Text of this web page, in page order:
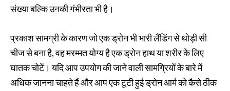
संख्या बल्कि उनकी गंभीरता भी है।
प्रकाश सामग्री के कारण जो एक ड्रोन भी भारी लैंडिंग से थोड़ी सी
चीज से बना है, वह मरम्मत योग्य है एक ड्रोन हाथ या शरीर के लिए
घातक चोटें। यदि आप उपयोग की जाने वाली सामग्रियों के बारे में
अधिक जानना चाहते हैं और आप एक टूटी हुई ड्रोन आर्म को कैसे ठीक